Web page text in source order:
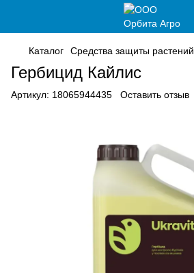
Каталог Средства защиты растений
Гербицид Кайлис
Артикул: 18065944435 Оставить отзыв